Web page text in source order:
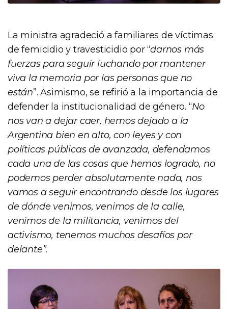
La ministra agradeció a familiares de víctimas
de femicidio y travesticidio por “darnos más
fuerzas para seguir luchando por mantener
viva la memoria por las personas que no
están”. Asimismo, se refirió a la importancia de
defender la institucionalidad de género. “No
nos van a dejar caer, hemos dejado a la
Argentina bien en alto, con leyes y con
políticas públicas de avanzada, defendamos
cada una de las cosas que hemos logrado, no
podemos perder absolutamente nada, nos
vamos a seguir encontrando desde los lugares
de dónde venimos, venimos de la calle,
venimos de la militancia, venimos del
activismo, tenemos muchos desafíos por
delante”.